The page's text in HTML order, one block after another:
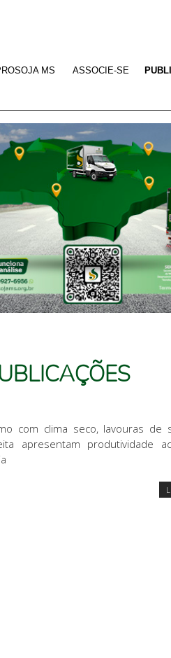
MS ASSOCIE-SE
com clima seco, lavouras de
apresentam produtividade